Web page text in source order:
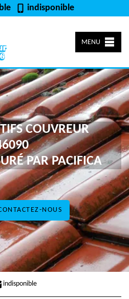
indisponible
MENU
NOUS
COUVREUR
PAR PACIFICA
indisponible